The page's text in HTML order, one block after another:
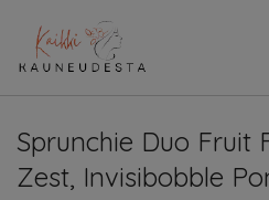
Sprunchie Duo Fruit
Zest, Invisibobble